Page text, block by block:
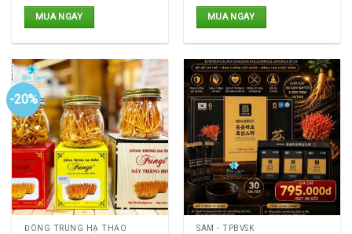
MUA NGAY MUA NGAY
-20%
ĐÔNG TRÙNG HẠ THẢO SÂM - TPBVSK